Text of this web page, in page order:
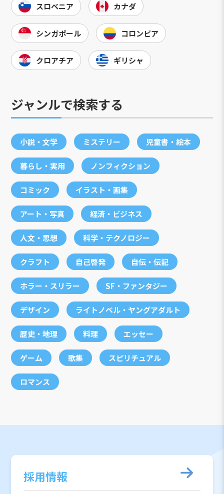
スロベニア カナダ
シンガポール コロンビア
クロアチア ギリシャ
ジャンルで検索する
小説・文学 ミステリー 児童書・絵本
暮らし・実用 ノンフィクション
コミック イラスト・画集
アート・写真 経済・ビジネス
人文・思想 科学・テクノロジー
クラフト 自己啓発 自伝・伝記
ホラー・スリラー SF・ファンタジー
デザイン ライトノベル・ヤングアダルト
歴史・地理 料理 エッセー
ゲーム 歌集 スピリチュアル
ロマンス
採用情報